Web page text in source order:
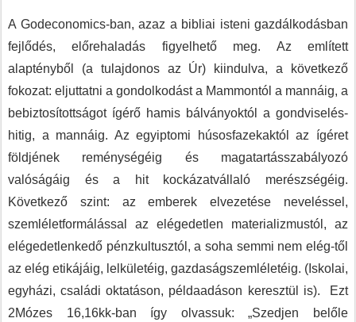
A Godeconomics-ban, azaz a bibliai isteni gazdálkodásban
fejlődés, előrehaladás figyelhető meg. Az említett
alaptényből (a tulajdonos az Úr) kiindulva, a következő
fokozat: eljuttatni a gondolkodást a Mammontól a mannáig, a
bebiztosítottságot ígérő hamis bálványoktól a gondviselés-
hitig, a mannáig. Az egyiptomi húsosfazekaktól az ígéret
földjének reménységéig és magatartásszabályozó
valóságáig és a hit kockázatvállaló merészségéig.
Következő szint: az emberek elvezetése neveléssel,
szemléletformálással az elégedetlen materializmustól, az
elégedetlenkedő pénzkultusztól, a soha semmi nem elég-től
az elég etikájáig, lelkületéig, gazdaságszemléletéig. (Iskolai,
egyházi, családi oktatáson, példaadáson keresztül is). Ezt
2Mózes 16,16kk-ban így olvassuk: „Szedjen belőle